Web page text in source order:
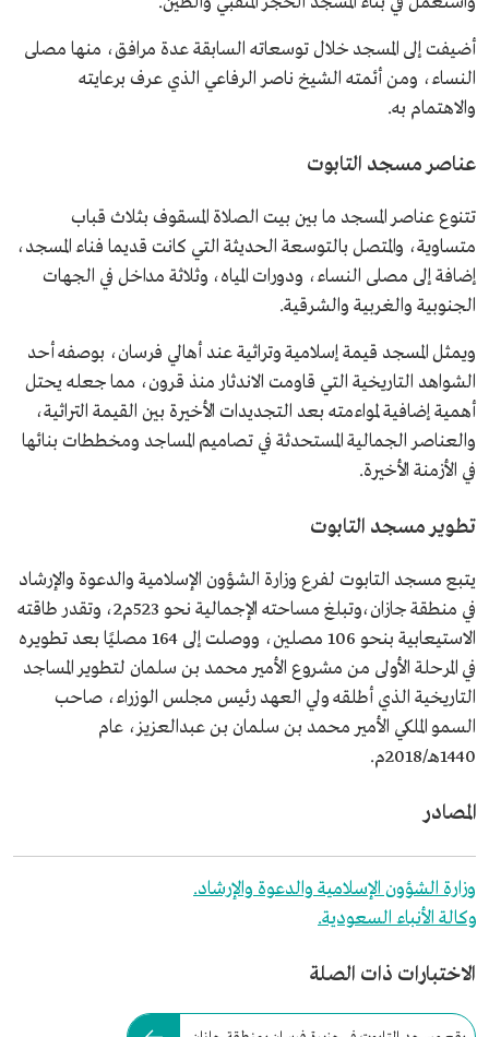
أضيفت إلى المسجد خلال توسعاته السابقة عدة مرافق، منها مصلى
النساء، ومن أئمته الشيخ ناصر الرفاعي الذي عرف برعايته
والاهتمام به.
عناصر مسجد التابوت
تتنوع عناصر المسجد ما بين بيت الصلاة المسقوف بثلاث قباب
متساوية، والمتصل بالتوسعة الحديثة التي كانت قديما فناء المسجد،
إضافة إلى مصلى النساء، ودورات المياه، وثلاثة مداخل في الجهات
الجنوبية والغربية والشرقية.
ويمثل المسجد قيمة إسلامية وتراثية عند أهالي فرسان، بوصفه أحد
الشواهد التاريخية التي قاومت الاندثار منذ قرون، مما جعله يحتل
أهمية إضافية لمواءمته بعد التجديدات الأخيرة بين القيمة التراثية،
والعناصر الجمالية المستحدثة في تصاميم المساجد ومخططات بنائها
في الأزمنة الأخيرة.
تطوير مسجد التابوت
يتبع مسجد التابوت لفرع وزارة الشؤون الإسلامية والدعوة والإرشاد
في منطقة جازان،وتبلغ مساحته الإجمالية نحو 523م2، وتقدر طاقته
الاستيعابية بنحو 106 مصلين، ووصلت إلى 164 مصليًا بعد تطويره
في المرحلة الأولى من مشروع الأمير محمد بن سلمان لتطوير المساجد
التاريخية الذي أطلقه ولي العهد رئيس مجلس الوزراء، صاحب
السمو الملكي الأمير محمد بن سلمان بن عبدالعزيز، عام
1440هـ/2018م.
المصادر
وزارة الشؤون الإسلامية والدعوة والإرشاد.
وكالة الأنباء السعودية.
الاختبارات ذات الصلة